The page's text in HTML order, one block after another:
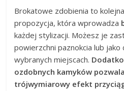
Brokatowe zdobienia to
propozycja, która wprowadza
każdej stylizacji. Możesz je
powierzchni paznokcia lub
wybranych miejscach.
ozdobnych kamyków
trójwymiarowy efekt